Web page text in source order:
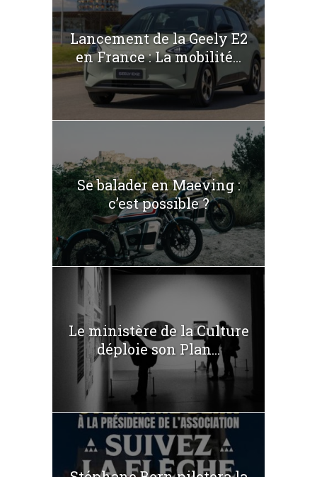
Lancement de la Geely E2
en France : La mobilité...
Se balader en Maeving :
c’est possible ?
Le ministère de la Culture
déploie son Plan...